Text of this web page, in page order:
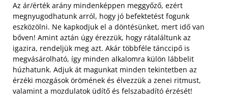
Az ár/érték arány mindenképpen meggyőző, ezért
megnyugodhatunk arról, hogy jó befektetést fogunk
eszközölni. Ne kapkodjuk el a döntésünket, mert idő van
bőven! Amint aztán úgy érezzük, hogy rátaláltunk az
igazira, rendeljük meg azt. Akár többféle tánccipő is
megvásárolható, így minden alkalomra külön lábbelit
húzhatunk. Adjuk át magunkat minden tekintetben az
érzéki mozgások örömének és élvezzük a zenei ritmust,
valamint a mozdulatok üdítő és felszabadító érzését!